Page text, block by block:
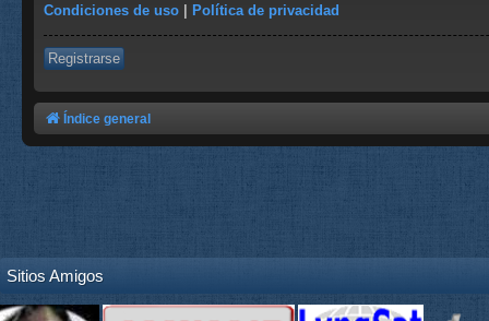
Condiciones de uso | Política de privacidad
Registrarse
Índice general
Sitios Amigos